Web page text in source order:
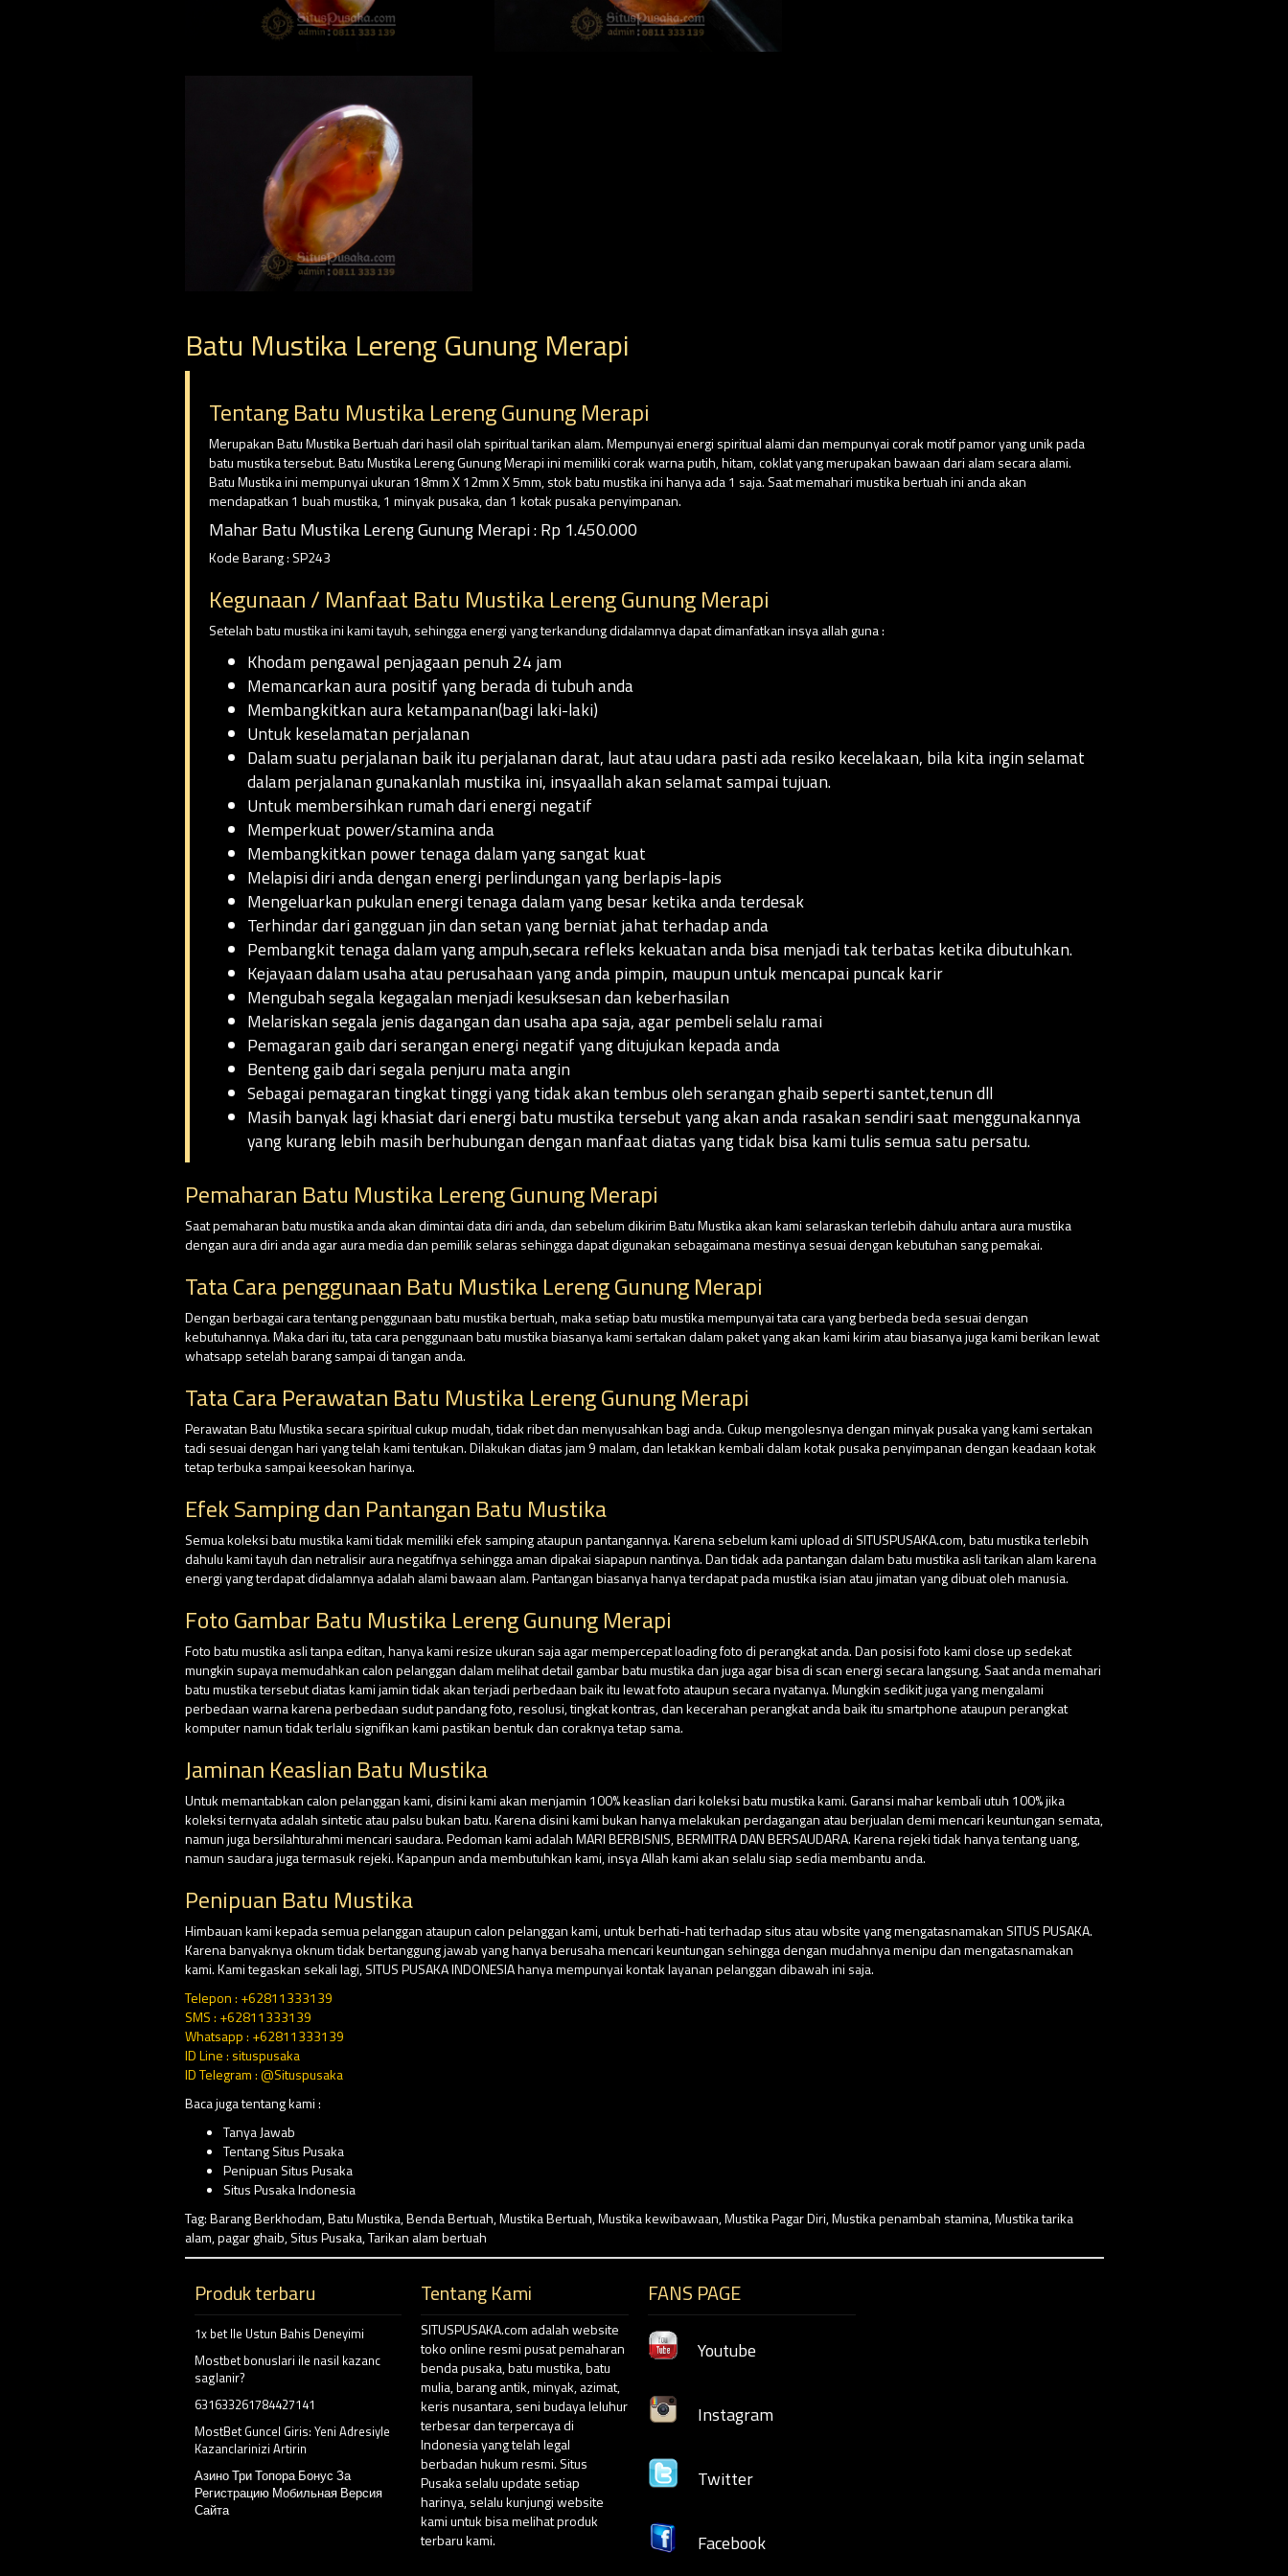
Batu Mustika Lereng Gunung Merapi
Tentang Batu Mustika Lereng Gunung Merapi
Merupakan Batu Mustika Bertuah dari hasil olah spiritual tarikan alam. Mempunyai energi spiritual alami dan mempunyai corak motif pamor yang unik pada
batu mustika tersebut. Batu Mustika Lereng Gunung Merapi ini memiliki corak warna putih, hitam, coklat yang merupakan bawaan dari alam secara alami.
Batu Mustika ini mempunyai ukuran 18mm X 12mm X 5mm, stok batu mustika ini hanya ada 1 saja. Saat memahari mustika bertuah ini anda akan
mendapatkan 1 buah mustika, 1 minyak pusaka, dan 1 kotak pusaka penyimpanan.
Mahar Batu Mustika Lereng Gunung Merapi : Rp 1.450.000
Kode Barang : SP243
Kegunaan / Manfaat Batu Mustika Lereng Gunung Merapi
Setelah batu mustika ini kami tayuh, sehingga energi yang terkandung didalamnya dapat dimanfatkan insya allah guna :
Khodam pengawal penjagaan penuh 24 jam
Memancarkan aura positif yang berada di tubuh anda
Membangkitkan aura ketampanan(bagi laki-laki)
Untuk keselamatan perjalanan
Dalam suatu perjalanan baik itu perjalanan darat, laut atau udara pasti ada resiko kecelakaan, bila kita ingin selamat
dalam perjalanan gunakanlah mustika ini, insyaallah akan selamat sampai tujuan.
Untuk membersihkan rumah dari energi negatif
Memperkuat power/stamina anda
Membangkitkan power tenaga dalam yang sangat kuat
Melapisi diri anda dengan energi perlindungan yang berlapis-lapis
Mengeluarkan pukulan energi tenaga dalam yang besar ketika anda terdesak
Terhindar dari gangguan jin dan setan yang berniat jahat terhadap anda
Pembangkit tenaga dalam yang ampuh,secara refleks kekuatan anda bisa menjadi tak terbatas ketika dibutuhkan.
Kejayaan dalam usaha atau perusahaan yang anda pimpin, maupun untuk mencapai puncak karir
Mengubah segala kegagalan menjadi kesuksesan dan keberhasilan
Melariskan segala jenis dagangan dan usaha apa saja, agar pembeli selalu ramai
Pemagaran gaib dari serangan energi negatif yang ditujukan kepada anda
Benteng gaib dari segala penjuru mata angin
Sebagai pemagaran tingkat tinggi yang tidak akan tembus oleh serangan ghaib seperti santet,tenun dll
Masih banyak lagi khasiat dari energi batu mustika tersebut yang akan anda rasakan sendiri saat menggunakannya
yang kurang lebih masih berhubungan dengan manfaat diatas yang tidak bisa kami tulis semua satu persatu.
Pemaharan Batu Mustika Lereng Gunung Merapi
Saat pemaharan batu mustika anda akan dimintai data diri anda, dan sebelum dikirim Batu Mustika akan kami selaraskan terlebih dahulu antara aura mustika
dengan aura diri anda agar aura media dan pemilik selaras sehingga dapat digunakan sebagaimana mestinya sesuai dengan kebutuhan sang pemakai.
Tata Cara penggunaan Batu Mustika Lereng Gunung Merapi
Dengan berbagai cara tentang penggunaan batu mustika bertuah, maka setiap batu mustika mempunyai tata cara yang berbeda beda sesuai dengan
kebutuhannya. Maka dari itu, tata cara penggunaan batu mustika biasanya kami sertakan dalam paket yang akan kami kirim atau biasanya juga kami berikan lewat
whatsapp setelah barang sampai di tangan anda.
Tata Cara Perawatan Batu Mustika Lereng Gunung Merapi
Perawatan Batu Mustika secara spiritual cukup mudah, tidak ribet dan menyusahkan bagi anda. Cukup mengolesnya dengan minyak pusaka yang kami sertakan
tadi sesuai dengan hari yang telah kami tentukan. Dilakukan diatas jam 9 malam, dan letakkan kembali dalam kotak pusaka penyimpanan dengan keadaan kotak
tetap terbuka sampai keesokan harinya.
Efek Samping dan Pantangan Batu Mustika
Semua koleksi batu mustika kami tidak memiliki efek samping ataupun pantangannya. Karena sebelum kami upload di SITUSPUSAKA.com, batu mustika terlebih
dahulu kami tayuh dan netralisir aura negatifnya sehingga aman dipakai siapapun nantinya. Dan tidak ada pantangan dalam batu mustika asli tarikan alam karena
energi yang terdapat didalamnya adalah alami bawaan alam. Pantangan biasanya hanya terdapat pada mustika isian atau jimatan yang dibuat oleh manusia.
Foto Gambar Batu Mustika Lereng Gunung Merapi
Foto batu mustika asli tanpa editan, hanya kami resize ukuran saja agar mempercepat loading foto di perangkat anda. Dan posisi foto kami close up sedekat
mungkin supaya memudahkan calon pelanggan dalam melihat detail gambar batu mustika dan juga agar bisa di scan energi secara langsung. Saat anda memahari
batu mustika tersebut diatas kami jamin tidak akan terjadi perbedaan baik itu lewat foto ataupun secara nyatanya. Mungkin sedikit juga yang mengalami
perbedaan warna karena perbedaan sudut pandang foto, resolusi, tingkat kontras, dan kecerahan perangkat anda baik itu smartphone ataupun perangkat
komputer namun tidak terlalu signifikan kami pastikan bentuk dan coraknya tetap sama.
Jaminan Keaslian Batu Mustika
Untuk memantabkan calon pelanggan kami, disini kami akan menjamin 100% keaslian dari koleksi batu mustika kami. Garansi mahar kembali utuh 100% jika
koleksi ternyata adalah sintetic atau palsu bukan batu. Karena disini kami bukan hanya melakukan perdagangan atau berjualan demi mencari keuntungan semata,
namun juga bersilahturahmi mencari saudara. Pedoman kami adalah MARI BERBISNIS, BERMITRA DAN BERSAUDARA. Karena rejeki tidak hanya tentang uang,
namun saudara juga termasuk rejeki. Kapanpun anda membutuhkan kami, insya Allah kami akan selalu siap sedia membantu anda.
Penipuan Batu Mustika
Himbauan kami kepada semua pelanggan ataupun calon pelanggan kami, untuk berhati-hati terhadap situs atau wbsite yang mengatasnamakan SITUS PUSAKA.
Karena banyaknya oknum tidak bertanggung jawab yang hanya berusaha mencari keuntungan sehingga dengan mudahnya menipu dan mengatasnamakan
kami. Kami tegaskan sekali lagi, SITUS PUSAKA INDONESIA hanya mempunyai kontak layanan pelanggan dibawah ini saja.
Telepon : +62811333139
SMS : +62811333139
Whatsapp : +62811333139
ID Line : situspusaka
ID Telegram : @Situspusaka
Baca juga tentang kami :
Tanya Jawab
Tentang Situs Pusaka
Penipuan Situs Pusaka
Situs Pusaka Indonesia
Tag:Barang Berkhodam,Batu Mustika,Benda Bertuah,Mustika Bertuah,Mustika kewibawaan,Mustika Pagar Diri,Mustika penambah stamina,Mustika tarika
alam,pagar ghaib,Situs Pusaka,Tarikan alam bertuah
Produk terbaru
1x bet Ile Ustun Bahis Deneyimi
Mostbet bonuslari ile nasil kazanc
saglanir?
631633261784427141
MostBet Guncel Giris: Yeni Adresiyle
Kazanclarinizi Artirin
Азино Три Топора Бонус За
Регистрацию Мобильная Версия
Сайта
Tentang Kami
SITUSPUSAKA.com adalah website
toko online resmi pusat pemaharan
benda pusaka, batu mustika, batu
mulia, barang antik, minyak, azimat,
keris nusantara, seni budaya leluhur
terbesar dan terpercaya di
Indonesia yang telah legal
berbadan hukum resmi. Situs
Pusaka selalu update setiap
harinya, selalu kunjungi website
kami untuk bisa melihat produk
terbaru kami.
FANS PAGE
Youtube
Instagram
Twitter
Facebook